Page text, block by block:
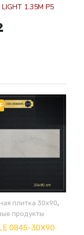
1.35M P5
плитка 30x90,
продукты
0845-30X90